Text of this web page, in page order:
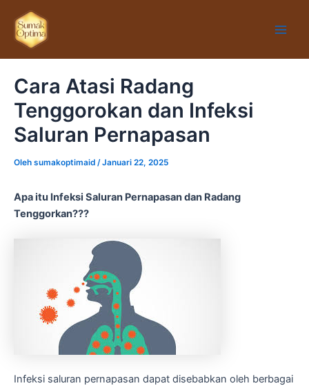
konten
Cara Atasi Radang
Tenggorokan dan Infeksi
Saluran Pernapasan
Oleh sumakoptimaid /Januari 22, 2025
Apa itu Infeksi Saluran Pernapasan dan Radang
Tenggorkan???
Infeksi saluran pernapasan dapat disebabkan oleh berbagai